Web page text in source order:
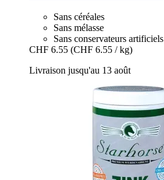
Sans céréales
Sans mélasse
Sans conservateurs artificiels
CHF 6.55 (CHF 6.55 / kg)
Livraison jusqu'au 13 août